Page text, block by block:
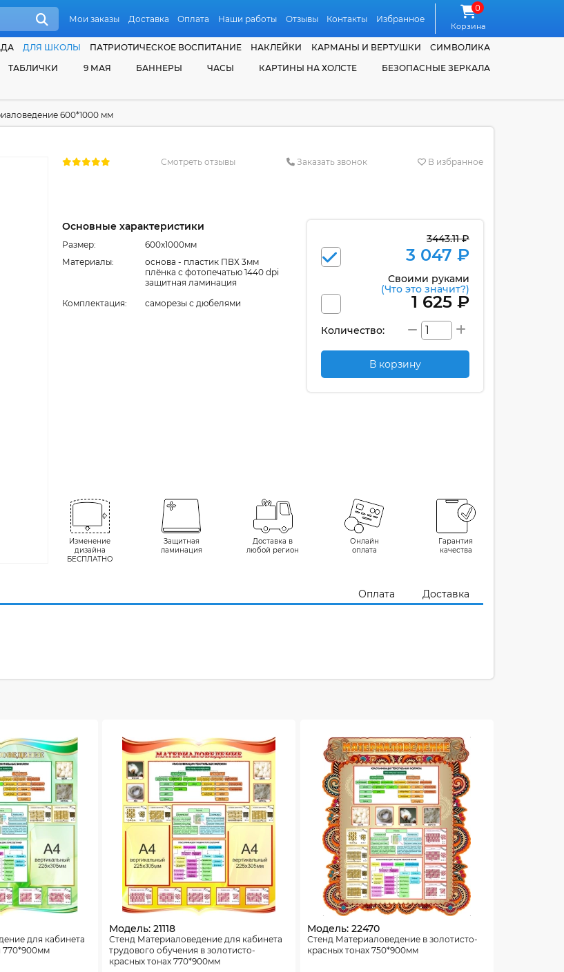
Мои заказы Доставка Оплата Наши работы Отзывы Контакты Избранное
0
Корзина
ДЛЯ ШКОЛЫ ПАТРИОТИЧЕСКОЕ ВОСПИТАНИЕ НАКЛЕЙКИ КАРМАНЫ И ВЕРТУШКИ
СИМВОЛИКА
ТАБЛИЧКИ 9 МАЯ БАННЕРЫ ЧАСЫ КАРТИНЫ НА ХОЛСТЕ
БЕЗОПАСНЫЕ ЗЕРКАЛА
600*1000 мм
Смотреть отзывы Заказать звонок В избранное
Основные характеристики
Размер:
600x1000мм
Материалы:
основа - пластик ПВХ 3мм
плёнка с фотопечатью 1440 dpi
защитная ламинация
Комплектация:
cаморезы с дюбелями
3443.11 ₽
3 047 ₽
Своими руками
(Что это значит?)
1 625 ₽
Количество:
В корзину
Изменение
дизайна
БЕСПЛАТНО
Защитная
ламинация
Доставка в
любой регион
Онлайн
оплата
Гарантия
качества
Оплата Доставка
для кабинета
770*900мм
Модель: 21118
Стенд Материаловедение для кабинета
трудового обучения в золотисто-
красных тонах 770*900мм
Модель: 22470
Стенд Материаловедение в золотисто-
красных тонах 750*900мм